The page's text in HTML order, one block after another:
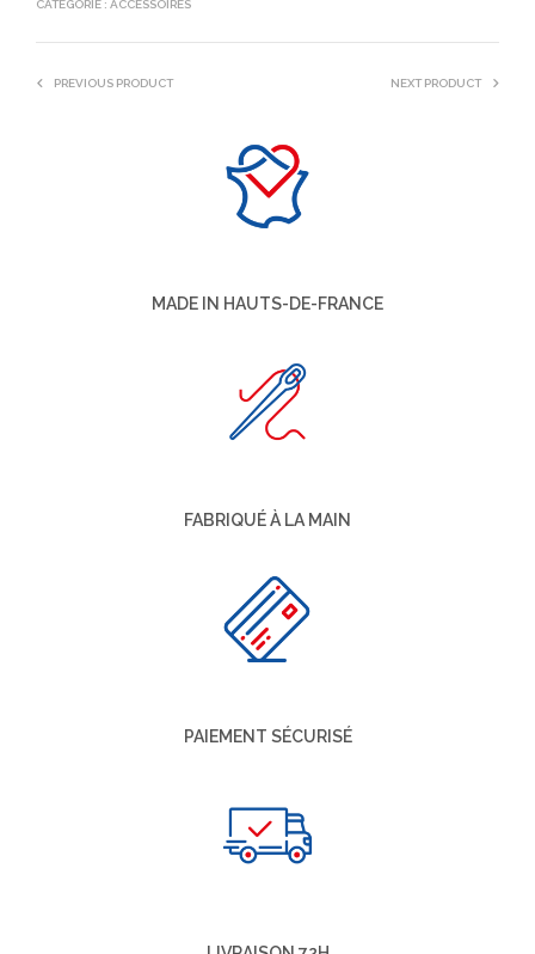
CATÉGORIE : ACCESSOIRES
PREVIOUS PRODUCT NEXT PRODUCT
MADE IN HAUTS-DE-FRANCE
FABRIQUÉ À LA MAIN
PAIEMENT SÉCURISÉ